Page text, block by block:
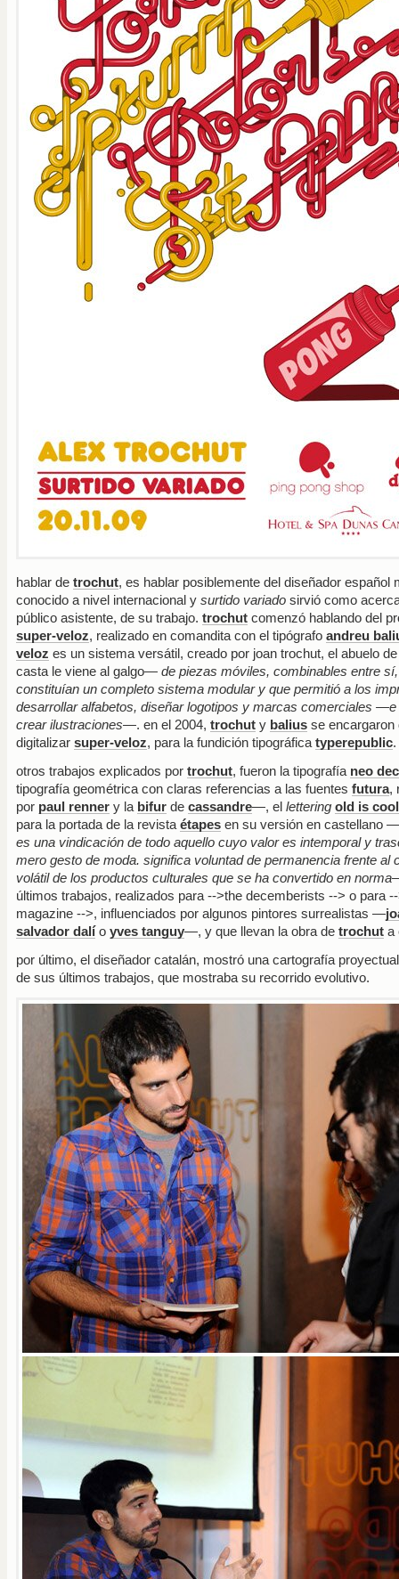
hablar de trochut, es hablar posiblemente del diseñador español
conocido a nivel internacional y surtido variadosirvió como
público asistente, de su trabajo. trochutcomenzó hablando del
super-veloz, realizado en comandita con el tipógrafo andreu
veloz es un sistema versátil, creado por joan trochut, el abuelo
casta le viene al galgo— de piezas móviles, combinables entre
constituían un completo sistema modular y que permitió a los
desarrollar alfabetos, diseñar logotipos y marcas comerciales —e
crear ilustraciones—. en el 2004, trochuty baliusse encargaron
digitalizar super-veloz, para la fundición tipográfica typerepublic.
otros trabajos explicados por trochut, fueron la tipografía neo
tipografía geométrica con claras referencias a las fuentes futura,
por paul rennery la bifurde cassandre—, el lettering old is cool
para la portada de la revista étapesen su versión en castellano —
es una vindicación de todo aquello cuyo valor es intemporal y
mero gesto de moda. significa voluntad de permanencia frente al
volátil de los productos culturales que se ha convertido en norma
últimos trabajos, realizados para -->the decemberists --> o para
magazine-->, influenciados por algunos pintores surrealistas —
salvador dalío yves tanguy—, y que llevan la obra de trochuta
por último, el diseñador catalán, mostró una cartografía
de sus últimos trabajos, que mostraba su recorrido evolutivo.